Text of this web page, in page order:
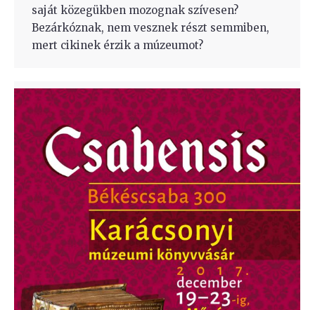
saját közegükben mozognak szívesen?
Bezárkóznak, nem vesznek részt semmiben,
mert cikinek érzik a múzeumot?